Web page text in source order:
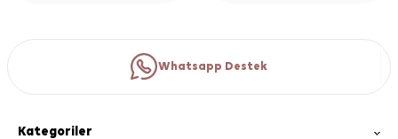
Whatsapp Destek
Kategoriler